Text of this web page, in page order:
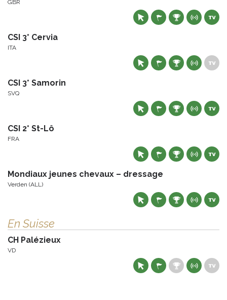
GBR
CSI 3* Cervia
ITA
CSI 3* Samorin
SVQ
CSI 2* St-Lô
FRA
Mondiaux jeunes chevaux – dressage
Verden (ALL)
En Suisse
CH Palézieux
VD